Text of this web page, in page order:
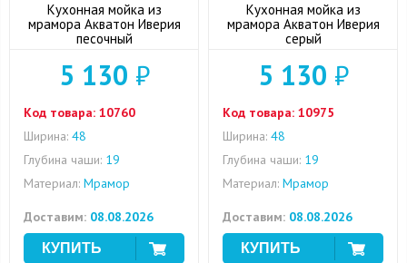
Кухонная мойка из
мрамора Акватон Иверия
песочный
5 130 ₽
Код товара: 10760
Ширина: 48
Глубина чаши: 19
Материал: Мрамор
Доставим: 08.08.2026
Кухонная мойка из
мрамора Акватон Иверия
серый
5 130 ₽
Код товара: 10975
Ширина: 48
Глубина чаши: 19
Материал: Мрамор
Доставим: 08.08.2026